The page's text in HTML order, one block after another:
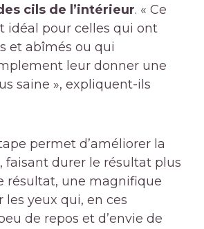
cils de l’intérieur. « Ce
idéal pour celles qui ont
et abîmés ou qui
leur donner une
saine », expliquent-ils
permet d’améliorer la
faisant durer le résultat plus
résultat, une magnifique
yeux qui, en ces
de repos et d’envie de